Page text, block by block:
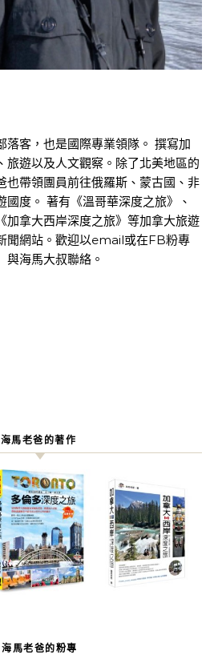
落客，也是國際專業領隊。 撰寫加
旅遊以及人文觀察。除了北美地區的
也帶領團員前往俄羅斯、蒙古國、非
度。 著有《溫哥華深度之旅》、
加拿大西岸深度之旅》等加拿大旅遊
聞網站。歡迎以email或在FB粉專
與海馬大叔聯絡。
海馬老爸的著作
海馬老爸的粉專